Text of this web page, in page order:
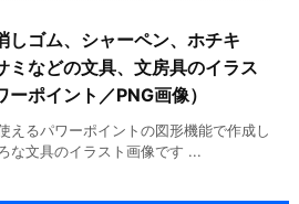
しゴム、シャーペン、ホチキ
ミなどの文具、文房具のイラス
ーポイント／PNG画像）
えるパワーポイントの図形機能で作成し
な文具のイラスト画像です ...